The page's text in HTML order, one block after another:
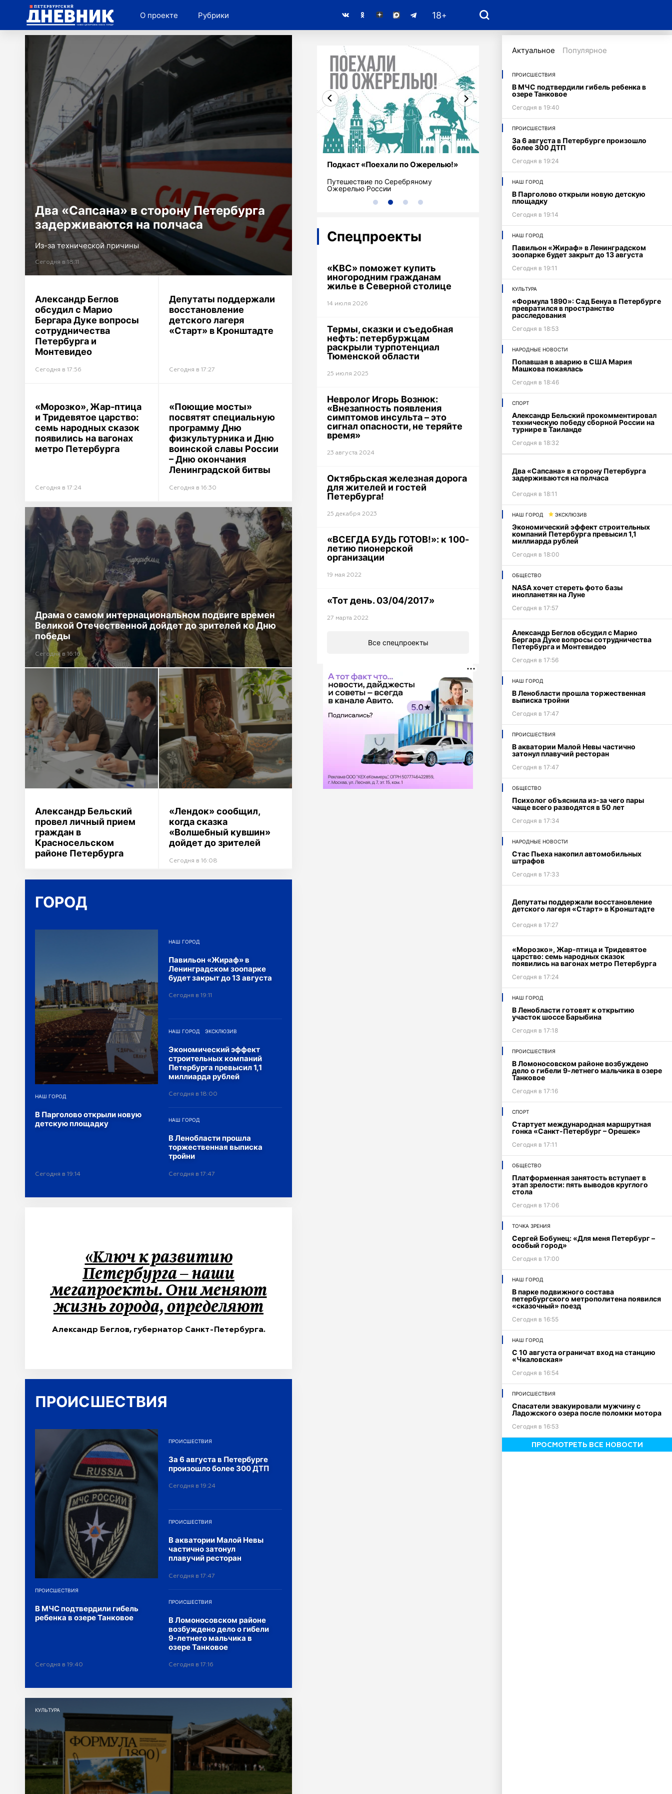
О проекте Рубрики 18
Рубрики Общество Власть Культура Спорт Пресс-релизы Недвижимость
Актуальное Популярное
ПРОИСШЕСТВИЯ
В МЧС подтвердили гибель ребенка в
озере Танковое
Сегодня в 19:40
ПРОИСШЕСТВИЯ
За 6 августа в Петербурге произошло
более 300 ДТП
Сегодня в 19:24
НАШ ГОРОД
В Парголово открыли новую детскую
площадку
Сегодня в 19:14
НАШ ГОРОД
Павильон «Жираф» в Ленинградском
зоопарке будет закрыт до 13 августа
Сегодня в 19:11
КУЛЬТУРА
«Формула 1890»: Сад Бенуа в Петербурге
превратился в пространство
расследования
Сегодня в 18:53
НАРОДНЫЕ НОВОСТИ
Попавшая в аварию в США Мария
Машкова покаялась
Сегодня в 18:46
СПОРТ
Александр Бельский прокомментировал
техническую победу сборной России на
турнире в Таиланде
Сегодня в 18:32
Два «Сапсана» в сторону Петербурга
задерживаются на полчаса
Сегодня в 18:11
НАШ ГОРОД ЭКСКЛЮЗИВ
Экономический эффект строительных
компаний Петербурга превысил 1,1
миллиарда рублей
Сегодня в 18:00
ОБЩЕСТВО
NASA хочет стереть фото базы
инопланетян на Луне
Сегодня в 17:57
Александр Беглов обсудил с Марио
Бергара Дуке вопросы сотрудничества
Петербурга и Монтевидео
Сегодня в 17:56
НАШ ГОРОД
В Ленобласти прошла торжественная
выписка тройни
Сегодня в 17:47
ПРОИСШЕСТВИЯ
В акватории Малой Невы частично
затонул плавучий ресторан
Сегодня в 17:47
ОБЩЕСТВО
Психолог объяснила из-за чего пары
чаще всего разводятся в 50 лет
Сегодня в 17:34
НАРОДНЫЕ НОВОСТИ
Стас Пьеха накопил автомобильных
штрафов
Сегодня в 17:33
Депутаты поддержали восстановление
детского лагеря «Старт» в Кронштадте
Сегодня в 17:27
«Морозко», Жар-птица и Тридевятое
царство: семь народных сказок
появились на вагонах метро Петербурга
Сегодня в 17:24
НАШ ГОРОД
В Ленобласти готовят к открытию
участок шоссе Барыбина
Сегодня в 17:18
ПРОИСШЕСТВИЯ
В Ломоносовском районе возбуждено
дело о гибели 9-летнего мальчика в озере
Танковое
Сегодня в 17:16
СПОРТ
Стартует международная маршрутная
гонка «Санкт-Петербург – Орешек»
Сегодня в 17:11
ОБЩЕСТВО
Платформенная занятость вступает в
этап зрелости: пять выводов круглого
стола
Сегодня в 17:06
ТОЧКА ЗРЕНИЯ
Сергей Бобунец: «Для меня Петербург –
особый город»
Сегодня в 17:00
НАШ ГОРОД
В парке подвижного состава
петербургского метрополитена появился
«сказочный» поезд
Сегодня в 16:55
НАШ ГОРОД
С 10 августа ограничат вход на станцию
«Чкаловская»
Сегодня в 16:54
ПРОИСШЕСТВИЯ
Спасатели эвакуировали мужчину с
Ладожского озера после поломки мотора
Сегодня в 16:53
ПРОСМОТРЕТЬ ВСЕ НОВОСТИ
Главная
Два «Сапсана» в сторону Петербурга
задерживаются на полчаса
Из-за технической причины
Сегодня в 18:11
Александр Беглов
обсудил с Марио
Бергара Дуке вопросы
сотрудничества
Петербурга и
Монтевидео
Сегодня в 17:56
Депутаты поддержали
восстановление
детского лагеря
«Старт» в Кронштадте
Сегодня в 17:27
«Морозко», Жар‑птица
и Тридевятое царство:
семь народных сказок
появились на вагонах
метро Петербурга
Сегодня в 17:24
«Поющие мосты»
посвятят специальную
программу Дню
физкультурника и Дню
воинской славы России
– Дню окончания
Ленинградской битвы
Сегодня в 16:30
Драма о самом интернациональном подвиге времен
Великой Отечественной дойдет до зрителей ко Дню
победы
Сегодня в 16:16
Александр Бельский
провел личный прием
граждан в
Красносельском
районе Петербурга
«Лендок» сообщил,
когда сказка
«Волшебный кувшин»
дойдет до зрителей
Сегодня в 16:08
ГОРОД
НАШ ГОРОД
В Парголово открыли новую
детскую площадку
Сегодня в 19:14
НАШ ГОРОД
Павильон «Жираф» в
Ленинградском зоопарке
будет закрыт до 13 августа
Сегодня в 19:11
НАШ ГОРОД ЭКСКЛЮЗИВ
Экономический эффект
строительных компаний
Петербурга превысил 1,1
миллиарда рублей
Сегодня в 18:00
НАШ ГОРОД
В Ленобласти прошла
торжественная выписка
тройни
Сегодня в 17:47
«Ключ к развитию Петербурга – наши мегапроекты. Они меняют жизнь города, определяют его будущее на десятилетия».
«Ключ к развитию
Петербурга – наши
мегапроекты. Они меняют
жизнь города, определяют его
будущее на д
ПРОИСШЕСТВИЯ
ПРОИСШЕСТВИЯ
За 6 августа в Петербурге
произошло более 300 ДТП
ПРОИСШЕСТВИЯ
В акватории Малой Невы
частично затонул
плавучий ресторан
ПРОИСШЕСТВИЯ
В Ломоносовском районе
возбуждено дело о гибели
9-летнего мальчика в
озере Танковое
Подкаст «Поехали по Ожерелью!»
Путешествие по Серебряному
Ожерелью России
Спецпроекты
«КВС» поможет купить
иногородним гражданам
жилье в Северной столице
14 июля 2026
Термы, сказки и съедобная
нефть: петербуржцам
раскрыли турпотенциал
Тюменской области
25 июля 2025
Невролог Игорь Вознюк:
«Внезапность появления
симптомов инсульта – это
сигнал опасности, не теряйте
время»
23 августа 2024
Октябрьская железная дорога
для жителей и гостей
Петербурга!
25 декабря 2023
«ВСЕГДА БУДЬ ГОТОВ!»: к 100-
летию пионерской
организации
19 мая 2022
«Тот день. 03/04/2017»
27 марта 2022
Все спецпроекты